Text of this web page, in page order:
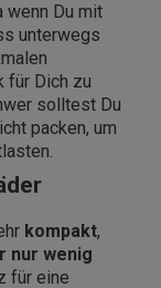
wenn Du mit
unterwegs
für Dich zu
solltest Du
packen, um
kompakt,
nur wenig
für eine